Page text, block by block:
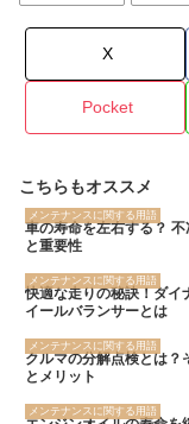
X
Pocket
こちらもオススメ
メンテナンスに関する用語
車の寿命を左右する？ 不
と重要性
メンテナンスに関する用語
快適な走りの秘訣！ダイ
イールバランサーとは
メンテナンスに関する用語
クルマの分解点検とは？
とメリット
メンテナンスに関する用語